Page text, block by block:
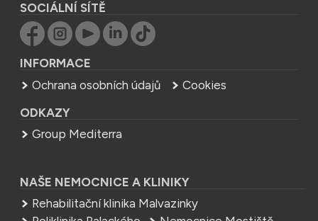
SOCIÁLNÍ SÍTĚ
INFORMACE
Ochrana osobních údajů
Cookies
ODKAZY
Group Mediterra
NAŠE NEMOCNICE A KLINIKY
Rehabilitační klinika Malvazinky